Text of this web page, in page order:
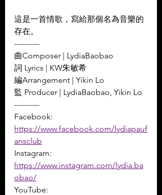
這是一首情歌，寫給那個名為音樂的
存在。
----------
曲Composer | LydiaBaobao
詞 Lyrics | KW朱敏希
編Arrangement | Yikin Lo
監 Producer | LydiaBaobao, Yikin Lo
----------
Facebook:
https://www.facebook.com/lydiapauf
ansclub
Instagram:
https://www.instagram.com/lydia.ba
obao/
YouTube: